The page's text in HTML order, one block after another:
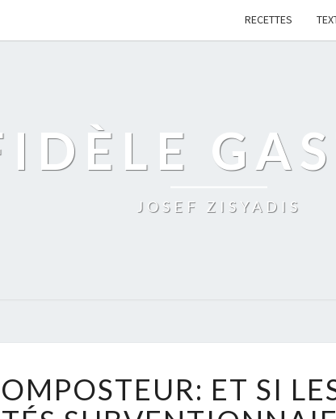
RECETTES
JOSEF ZISYADIS
ET
SI
ET SI